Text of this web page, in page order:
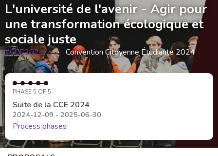
L'université de l'avenir - Agir pour
une transformation écologique et
sociale juste
#CCE2024
(External link)
Convention Citoyenne Étudiante 2024
PHASE 5 OF 5
Suite de la CCE 2024
2024-12-09 - 2025-06-30
Process phases